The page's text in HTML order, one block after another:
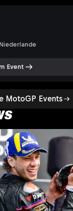
MotoGP Events
Event